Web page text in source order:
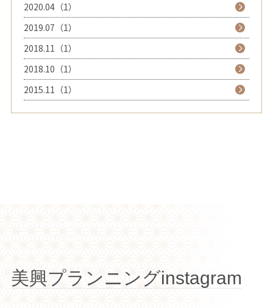
2020.04（1）
2019.07（1）
2018.11（1）
2018.10（1）
2015.11（1）
美興プランニングinstagram